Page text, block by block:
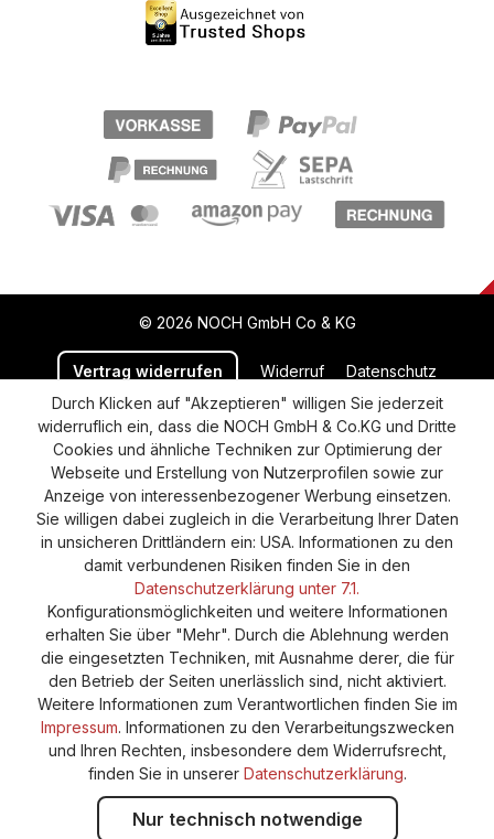
© 2026 NOCH GmbH Co & KG
Vertrag widerrufen Widerruf Datenschutz
Versand und Zahlung AGB
Impressum
Cookie-Einstellungen
Barrierefreiheitserklärung
Durch Klicken auf "Akzeptieren" willigen Sie jederzeit
widerruflich ein, dass die NOCH GmbH & Co.KG und Dritte
Cookies und ähnliche Techniken zur Optimierung der
Webseite und Erstellung von Nutzerprofilen sowie zur
Anzeige von interessenbezogener Werbung einsetzen.
Sie willigen dabei zugleich in die Verarbeitung Ihrer Daten
in unsicheren Drittländern ein: USA. Informationen zu den
damit verbundenen Risiken finden Sie in den
Datenschutzerklärung unter 7.1.
Konfigurationsmöglichkeiten und weitere Informationen
erhalten Sie über "Mehr". Durch die Ablehnung werden
die eingesetzten Techniken, mit Ausnahme derer, die für
den Betrieb der Seiten unerlässlich sind, nicht aktiviert.
Weitere Informationen zum Verantwortlichen finden Sie im
Impressum. Informationen zu den Verarbeitungszwecken
und Ihren Rechten, insbesondere dem Widerrufsrecht,
finden Sie in unserer Datenschutzerklärung.
Nur technisch notwendige